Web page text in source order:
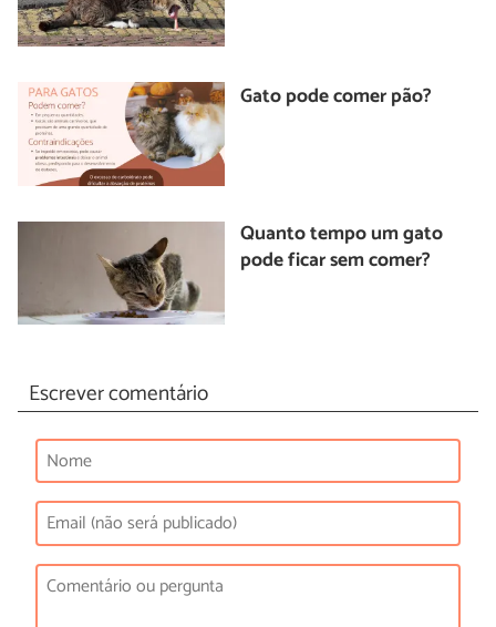
Gato pode comer pão?
Quanto tempo um gato
pode ficar sem comer?
Escrever comentário